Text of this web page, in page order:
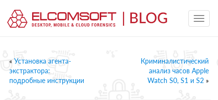
« Установка агента-
экстрактора:
подробные инструкции
Криминалистический
анализ часов Apple
Watch S0, S1 и S2 »